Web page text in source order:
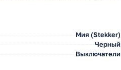
Мия (Stekker)
Черный
Выключатели